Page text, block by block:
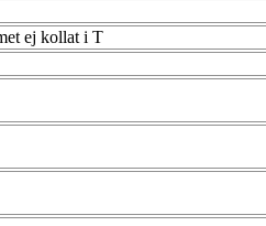
ej kollat i T